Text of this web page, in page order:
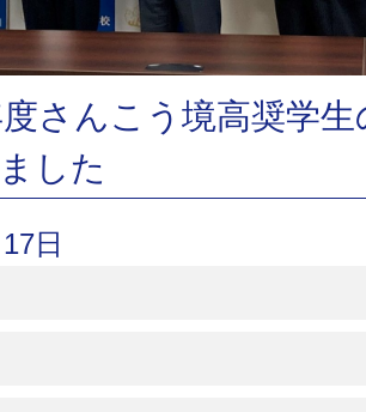
さんこう境高奨学
した
日